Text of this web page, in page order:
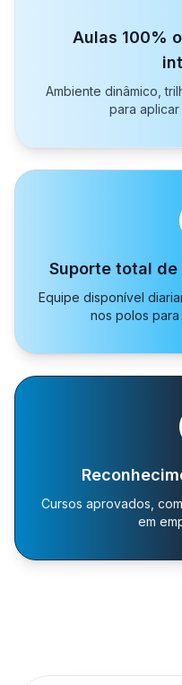
Aulas 100%
Ambiente dinâmico,
para
Suporte total
Equipe disponível
nos polos
Cursos aprovados,
em